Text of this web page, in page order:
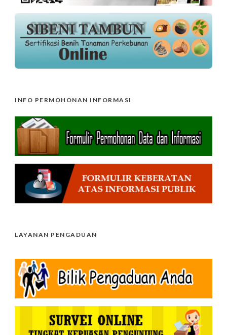
INFO PERMOHONAN INFORMASI
LAYANAN PENGADUAN